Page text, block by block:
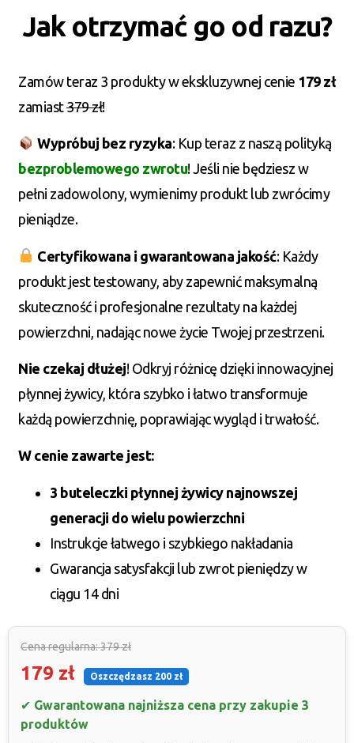
Jak otrzymać go od razu?
Zamów teraz 3 produkty w ekskluzywnej cenie 179 zł
zamiast379 zł!
Wypróbuj bez ryzyka: Kup teraz z naszą polityką
bezproblemowego zwrotu! Jeśli nie będziesz w
pełni zadowolony, wymienimy produkt lub zwrócimy
pieniądze.
Certyfikowana i gwarantowana jakość: Każdy
produkt jest testowany, aby zapewnić maksymalną
skuteczność i profesjonalne rezultaty na każdej
powierzchni, nadając nowe życie Twojej przestrzeni.
Nie czekaj dłużej! Odkryj różnicę dzięki innowacyjnej
płynnej żywicy, która szybko i łatwo transformuje
każdą powierzchnię, poprawiając wygląd i trwałość.
W cenie zawarte jest:
3 buteleczki płynnej żywicy najnowszej
generacji do wielu powierzchni
Instrukcje łatwego i szybkiego nakładania
Gwarancja satysfakcji lub zwrot pieniędzy w
ciągu 14 dni
Cena regularna: 379 zł
179 zł Oszczędzasz 200 zł
✔ Gwarantowana najniższa cena przy zakupie 3
produktów